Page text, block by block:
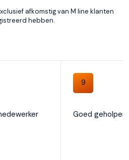
afkomstig van M line klanten
hebben.
9
Goed